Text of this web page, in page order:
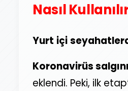
Nasıl
Yurt içi
Koronavirüs salgını
eklendi. Peki, ilk